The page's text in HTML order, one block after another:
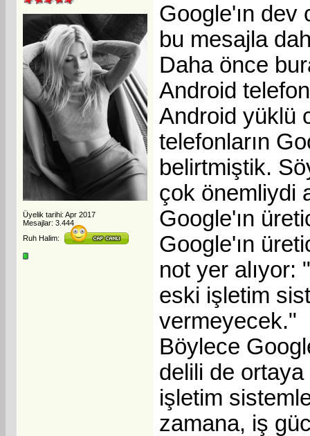
Üyelik tarihi: Apr 2017
Mesajlar: 3.444
Ruh Halim:
Google'ın
bu mesajla
Daha önce
Android
Android yüklü
telefonların
belirtmiştik.
çok önemliydi
Google'ın
Google'ın
not yer alıyor:
eski işletim
vermeyecek."
Böylece
delili de ortaya
işletim
zamana, iş